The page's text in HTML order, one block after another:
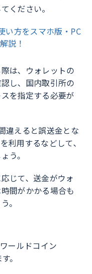
ください。
い方をスマホ版・PC
説！
は、ウォレットの
し、国内取引所の
を指定する必要が
違えると誤送金とな
利用するなどして、
う。
じて、送金がウォ
間がかかる場合も
。
ールドコイン
。